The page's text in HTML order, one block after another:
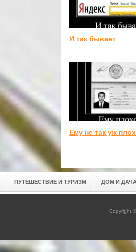
И так бывает
Ему не так уж
ПУТЕШЕСТВИЕ И ТУРИЗМ ДОМ И ДАЧА
Copyright